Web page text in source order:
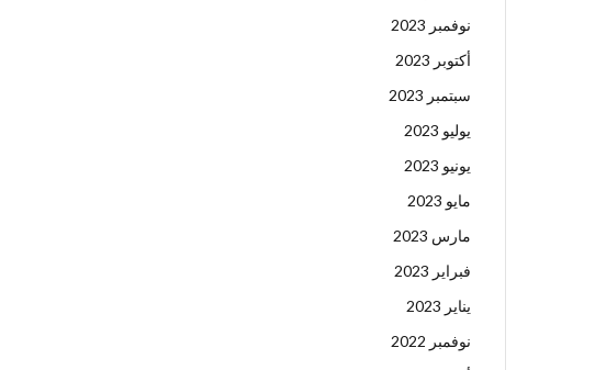
نوفمبر 2023
أكتوبر 2023
سبتمبر 2023
يوليو 2023
يونيو 2023
مايو 2023
مارس 2023
فبراير 2023
يناير 2023
نوفمبر 2022